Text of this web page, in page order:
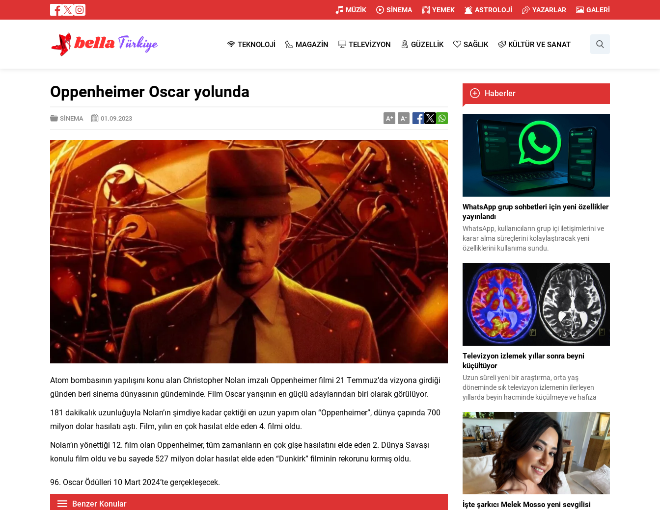
MÜZİK SİNEMA YEMEK ASTROLOJİ YAZARLAR GALERİ
TEKNOLOJİ MAGAZİN TELEVİZYON GÜZELLİK SAĞLIK KÜLTÜR VE SANAT
Oppenheimer Oscar yolunda
SİNEMA 01.09.2023 A+ A-
Atom bombasının yapılışını konu alan Christopher Nolan imzalı Oppenheimer filmi 21 Temmuz’da vizyona girdiği
günden beri sinema dünyasının gündeminde. Film Oscar yarışının en güçlü adaylarından biri olarak görülüyor.
181 dakikalık uzunluğuyla Nolan’ın şimdiye kadar çektiği en uzun yapım olan “Oppenheimer”, dünya çapında 700
milyon dolar hasılatı aştı. Film, yılın en çok hasılat elde eden 4. filmi oldu.
Nolan’ın yönettiği 12. film olan Oppenheimer, tüm zamanların en çok gişe hasılatını elde eden 2. Dünya Savaşı
konulu film oldu ve bu sayede 527 milyon dolar hasılat elde eden “Dunkirk” filminin rekorunu kırmış oldu.
96. Oscar Ödülleri 10 Mart 2024’te gerçekleşecek.
Benzer Konular
Haberler
WhatsApp grup sohbetleri için yeni özellikler
yayınlandı
WhatsApp, kullanıcıların grup içi iletişimlerini ve
karar alma süreçlerini kolaylaştıracak yeni
özelliklerini kullanıma sundu.
Televizyon izlemek yıllar sonra beyni
küçültüyor
Uzun süreli yeni bir araştırma, orta yaş
döneminde sık televizyon izlemenin ilerleyen
yıllarda beyin hacminde küçülmeye ve hafıza
İşte şarkıcı Melek Mosso yeni sevgilisi